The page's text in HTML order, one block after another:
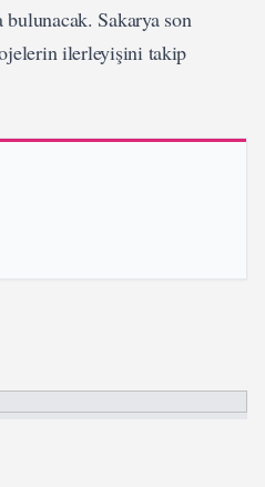
bulunacak. Sakarya son
ilerleyişini takip